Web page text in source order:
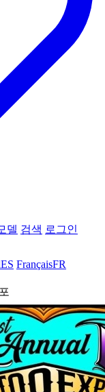
델 검색 로그인
ES FrançaisFR